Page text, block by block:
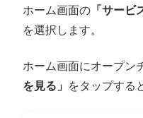
ホーム画面の 「サービ
を選択します。
ホーム画面にオープン
を見る」
をタップする